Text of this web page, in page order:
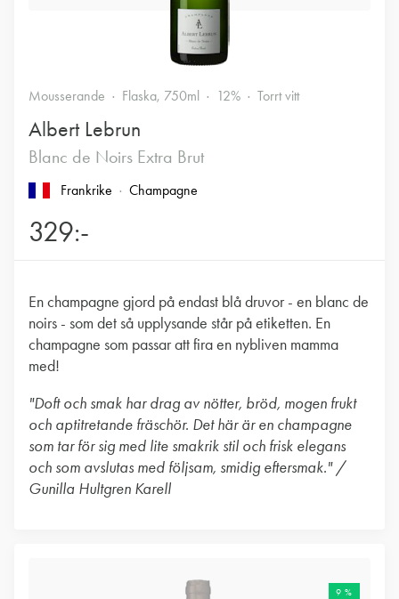
Mousserande Flaska, 750ml 12% Torrt vitt
Albert Lebrun
Blanc de Noirs Extra Brut
Frankrike Champagne
329:-
En champagne gjord på endast blå druvor - en blanc de
noirs - som det så upplysande står på etiketten. En
champagne som passar att fira en nybliven mamma
med!
"Doft och smak har drag av nötter, bröd, mogen frukt
och aptitretande fräschör. Det här är en champagne
som tar för sig med lite smakrik stil och frisk elegans
och som avslutas med följsam, smidig eftersmak." /
Gunilla Hultgren Karell
9 %